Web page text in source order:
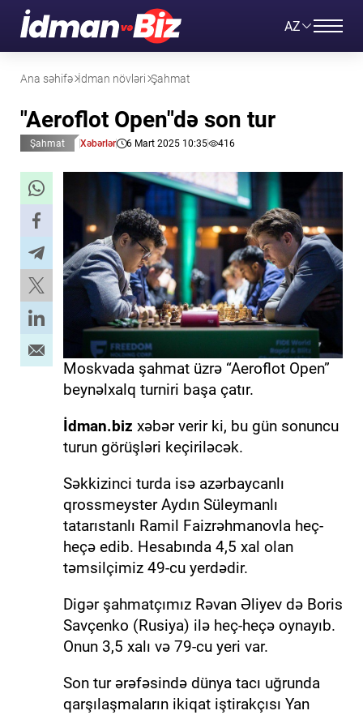
AZ
Ana səhifə İdman növləri Şahmat
"Aeroflot Open"də son tur
Şahmat Xəbərlər 6 Mart 2025 10:35 416
Moskvada şahmat üzrə “Aeroflot Open”
beynəlxalq turniri başa çatır.
İdman.biz xəbər verir ki, bu gün sonuncu
turun görüşləri keçiriləcək.
Səkkizinci turda isə azərbaycanlı
qrossmeyster Aydın Süleymanlı
tatarıstanlı Ramil Faizrəhmanovla heç-
heçə edib. Hesabında 4,5 xal olan
təmsilçimiz 49-cu yerdədir.
Digər şahmatçımız Rəvan Əliyev də Boris
Savçenko (Rusiya) ilə heç-heçə oynayıb.
Onun 3,5 xalı və 79-cu yeri var.
Son tur ərəfəsində dünya tacı uğrunda
qarşılaşmaların ikiqat iştirakçısı Yan